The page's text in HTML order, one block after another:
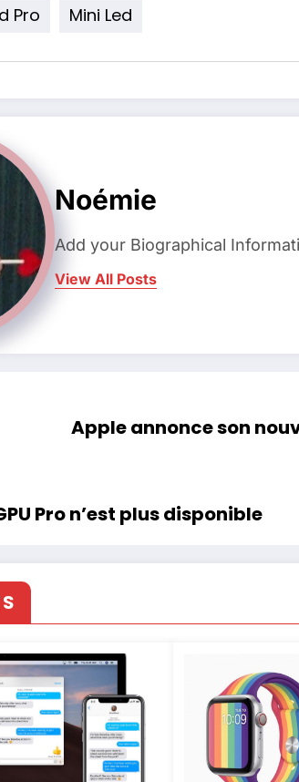
Pro Mini Led
Noémie
Add your Biographical
View All Posts
Apple annonce son
Pro n’est plus disponible